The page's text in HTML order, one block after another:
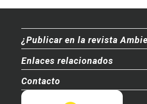
¿Publicar en la revista
Enlaces relacionados
Contacto